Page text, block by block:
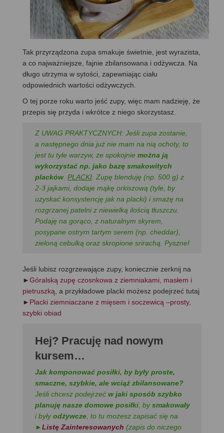
Tak przyrządzona zupa smakuje świetnie, jest wyrazista,
a co najważniejsze, fajnie zbilansowana i odżywcza. Na
długo utrzyma w sytości, zapewniając ciału
odpowiednich wartości odżywczych.
O tej porze roku warto jeść zupy, więc mam nadzieję, że
przepis się przyda i wkrótce z niego skorzystasz.
Z UWAG PRAKTYCZNYCH: Jeśli zupa zostanie,
a następnego dnia już nie mam na nią ochoty, to
jest tu tyle warzyw, że spokojnie można ją
wykorzystać np. jako bazę smakowitych
placków. PLACKI: Zupę blenduję (np. 500 g) z
2-3 jajkami, dodaje mąkę orkiszową (tyle, by
uzyskać konsystencję jak na placki) i smażę na
rozgrzanej patelni z niewielką ilością tłuszczu.
Podaję na gorąco, z naturalnym skyrem,
posypane ostrym tartym serem (np. cheddar),
zieloną cebulką oraz skropione srirachą. Pyszne!
Jeśli lubisz rozgrzewające zupy, koniecznie zerknij na
►Góralską zupę czosnkowa z ziemniakami, masłem i
pietruszką , a przykładowe placki możesz podejrzeć tutaj
► Placki ziemniaczane z mięsem i soczewicą –prosty,
szybki obiad
Hej? Pracuję nad nowym
kursem…
Jak komponować posiłki, by były proste,
smaczne, szybkie, ale wciąż zbilansowane?
Jeśli chcesz podejrzeć w jaki sposób szybko
planuję nasze domowe posiłki , bysmakowały
i byłyodżywcze , to tu możesz zapisać się na
►Listę Zainteresowanych (zapis do niczego